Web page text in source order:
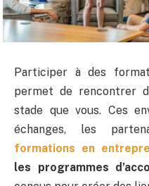
Participer à des
permet de rencontrer
stade que vous. Ces
échanges, les
formations en
les programmes